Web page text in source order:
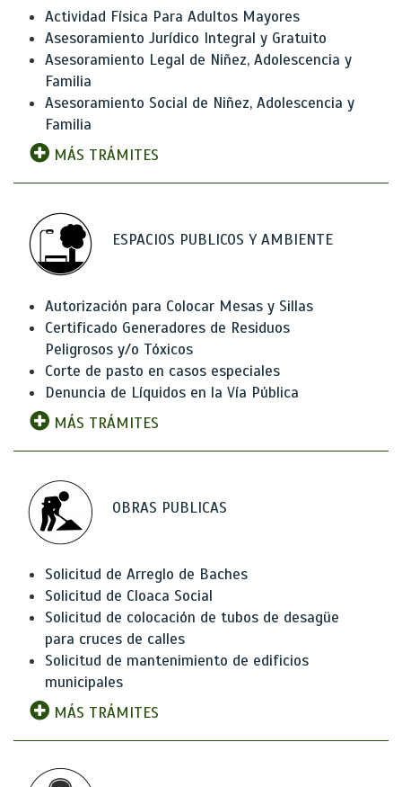
Actividad Física Para Adultos Mayores
Asesoramiento Jurídico Integral y Gratuito
Asesoramiento Legal de Niñez, Adolescencia y
Familia
Asesoramiento Social de Niñez, Adolescencia y
Familia
MÁS TRÁMITES
ESPACIOS PUBLICOS Y AMBIENTE
Autorización para Colocar Mesas y Sillas
Certificado Generadores de Residuos
Peligrosos y/o Tóxicos
Corte de pasto en casos especiales
Denuncia de Líquidos en la Vía Pública
MÁS TRÁMITES
OBRAS PUBLICAS
Solicitud de Arreglo de Baches
Solicitud de Cloaca Social
Solicitud de colocación de tubos de desagüe
para cruces de calles
Solicitud de mantenimiento de edificios
municipales
MÁS TRÁMITES